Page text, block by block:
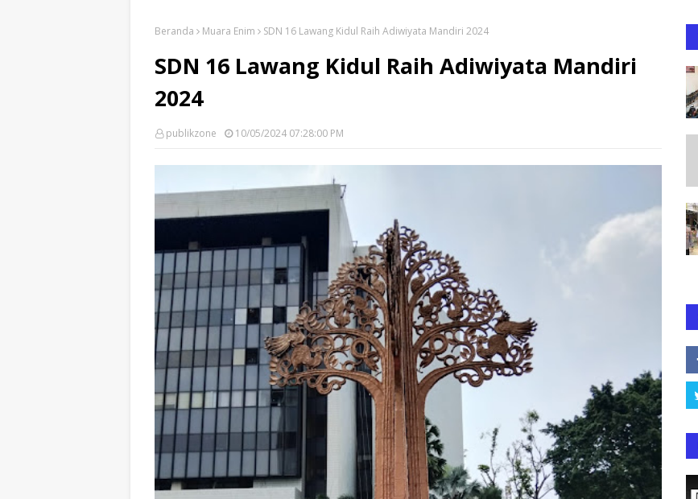
Beranda Muara Enim SDN 16 Lawang Kidul Raih Adiwiyata Mandiri 2024
SDN 16 Lawang Kidul Raih Adiwiyata Mandiri
2024
publikzone 10/05/2024 07:28:00 PM